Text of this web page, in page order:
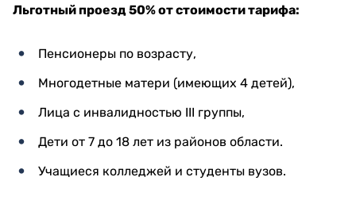
Льготный проезд 50% от стоимости тарифа:
Пенсионеры по возрасту,
Многодетные матери (имеющих 4 детей),
Лица с инвалидностью III группы,
Дети от 7 до 18 лет из районов области.
Учащиеся колледжей и студенты вузов.